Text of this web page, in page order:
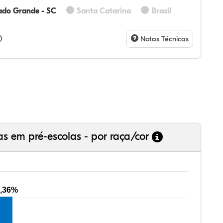
Grande - SC Santa Catarina Brasil
Notas Técnicas
em pré-escolas - por raça/cor